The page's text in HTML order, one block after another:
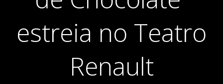
estreia no Teatro
Renault